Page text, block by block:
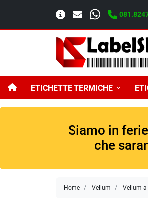
ETICHETTE TERMICHE
Siamo in
che
Home Vellum Vellum a